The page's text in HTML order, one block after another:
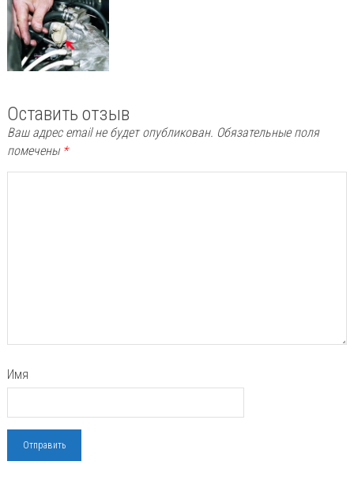
Оставить отзыв
Ваш адрес email не будет опубликован. Обязательные поля
помечены *
Имя